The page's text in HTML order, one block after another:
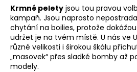
a
c
í
p
r
v
Krmné pelety jsou tou pravou
kampaň. Jsou naprosto
chytání na boilies, protože
udržet je na tvém místě. U nás ve
různé velikosti i širokou škálu
„masovek“ přes sladké bomby až
modely.